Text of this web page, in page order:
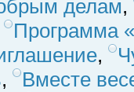
делам,
Программа
,
,
Вместе